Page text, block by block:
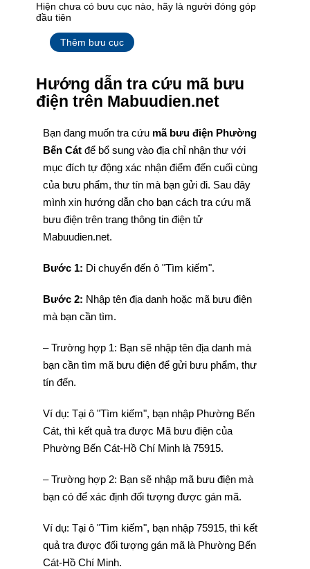
Hiện chưa có bưu cục nào, hãy là người đóng góp
đầu tiên
Thêm bưu cục
Hướng dẫn tra cứu mã bưu
điện trên Mabuudien.net
Bạn đang muốn tra cứu mã bưu điện Phường
Bến Cát để bổ sung vào địa chỉ nhận thư với
mục đích tự động xác nhận điểm đến cuối cùng
của bưu phẩm, thư tín mà bạn gửi đi. Sau đây
mình xin hướng dẫn cho bạn cách tra cứu mã
bưu điện trên trang thông tin điện tử
Mabuudien.net.
Bước 1: Di chuyển đến ô "Tìm kiếm".
Bước 2: Nhập tên địa danh hoặc mã bưu điện
mà bạn cần tìm.
– Trường hợp 1: Bạn sẽ nhập tên địa danh mà
bạn cần tìm mã bưu điện để gửi bưu phẩm, thư
tín đến.
Ví dụ: Tại ô "Tìm kiếm", bạn nhập Phường Bến
Cát, thì kết quả tra được Mã bưu điện của
Phường Bến Cát-Hồ Chí Minh là 75915.
– Trường hợp 2: Bạn sẽ nhập mã bưu điện mà
bạn có để xác định đối tượng được gán mã.
Ví dụ: Tại ô "Tìm kiếm", bạn nhập 75915, thì kết
quả tra được đối tượng gán mã là Phường Bến
Cát-Hồ Chí Minh.